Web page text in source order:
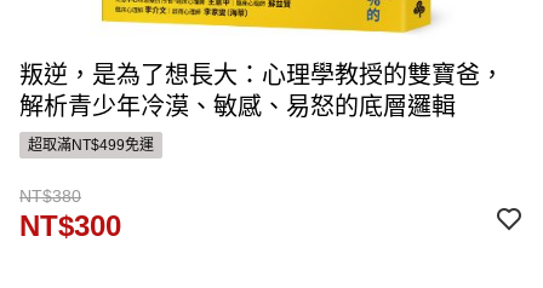
叛逆，是為了想長大：心理學教授的雙寶爸，
解析青少年冷漠、敏感、易怒的底層邏輯
超取滿NT$499免運
NT$380
NT$300